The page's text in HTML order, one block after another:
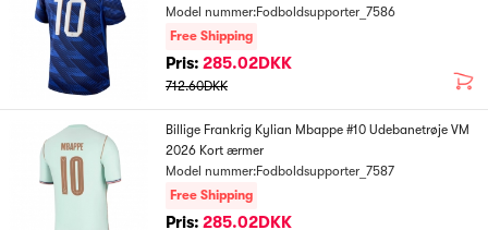
Model nummer:Fodboldsupporter_7586
Free Shipping
Pris: 285.02DKK
712.60DKK
Billige Frankrig Kylian Mbappe #10 Udebanetrøje VM
2026 Kort ærmer
Model nummer:Fodboldsupporter_7587
Free Shipping
Pris: 285.02DKK